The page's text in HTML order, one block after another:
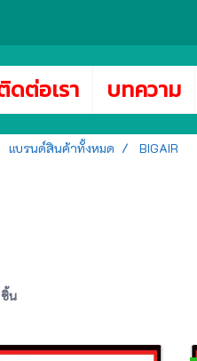
ดต่อเรา บทความ
แบรนด์สินค้าทั้งหมด BIGAIR
น